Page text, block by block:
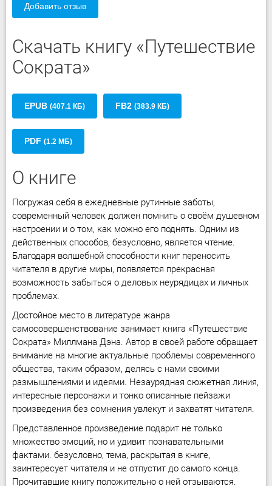
Добавить отзыв
Скачать книгу «Путешествие
Сократа»
EPUB (407.1 КБ) FB2 (383.9 КБ)
PDF (1.2 МБ)
О книге
Погружая себя в ежедневные рутинные заботы,
современный человек должен помнить о своём душевном
настроении и о том, как можно его поднять. Одним из
действенных способов, безусловно, является чтение.
Благодаря волшебной способности книг переносить
читателя в другие миры, появляется прекрасная
возможность забыться о деловых неурядицах и личных
проблемах.
Достойное место в литературе жанра
самосовершенствование занимает книга «Путешествие
Сократа» Миллмана Дэна. Автор в своей работе обращает
внимание на многие актуальные проблемы современного
общества, таким образом, делясь с нами своими
размышлениями и идеями. Незаурядная сюжетная линия,
интересные персонажи и тонко описанные пейзажи
произведения без сомнения увлекут и захватят читателя.
Представленное произведение подарит не только
множество эмоций, но и удивит познавательными
фактами. безусловно, тема, раскрытая в книге,
заинтересует читателя и не отпустит до самого конца.
Прочитавшие книгу положительно о ней отзываются.